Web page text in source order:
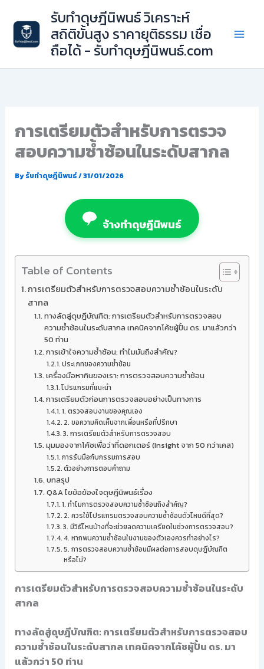
content
รับทำดุษฎีนิพนธ์ วิเคราะห์
สถิติขั้นสูง ราคายุติธรรม เชื่อ
ถือได้ - รับทำดุษฎีนิพนธ์.com
การเตรียมตัวสำหรับการตรวจ
สอบความซ้ำซ้อนในระดับสากล
Byรับทำดุษฎีนิพนธ์/31/01/2026
จ้างทำดุษฎีนิพนธ์
Table of Contents
การเตรียมตัวสำหรับการตรวจสอบความซ้ำซ้อนในระดับ
สากล
ทางลัดสู่ดุษฎีบัณฑิต: การเตรียมตัวสำหรับการตรวจสอบ
ความซ้ำซ้อนในระดับสากล เทคนิคจากโค้ชผู้ปั้น ดร. มาแล้วกว่า
50 ท่าน
การเข้าใจความซ้ำซ้อน: ทำไมมันถึงสำคัญ?
ประเภทของความซ้ำซ้อน
เครื่องมือหากินของเรา: การตรวจสอบความซ้ำซ้อน
โปรแกรมที่แนะนำ
การเตรียมตัวก่อนการตรวจสอบอย่างเป็นทางการ
1. ตรวจสอบงานของคุณเอง
2. ขอความคิดเห็นจากเพื่อนหรือที่ปรึกษา
3. การเตรียมตัวสำหรับการตรวจสอบ
มุมมองจากโค้ชเพื่อว่าที่ดอกเตอร์ (Insight จาก 50 กว่าเคส)
การรับมือกับกรรมการสอบ
ตัวอย่างการตอบคำถาม
บทสรุป
Q&A ไขข้อข้องใจดุษฎีนิพนธ์เรื่อง
1. ทำไมการตรวจสอบความซ้ำซ้อนถึงสำคัญ?
2. ควรใช้โปรแกรมตรวจสอบความซ้ำซ้อนตัวไหนดีที่สุด?
3. มีวิธีไหนบ้างที่จะช่วยลดความเครียดในช่วงการตรวจสอบ?
4. หากพบความซ้ำซ้อนในงานของตัวเองควรทำอย่างไร?
5. การตรวจสอบความซ้ำซ้อนมีผลต่อการสอบดุษฎีบัณฑิต
หรือไม่?
การเตรียมตัวสำหรับการตรวจสอบความซ้ำซ้อนในระดับ
สากล
ทางลัดสู่ดุษฎีบัณฑิต: การเตรียมตัวสำหรับการตรวจสอบ
ความซ้ำซ้อนในระดับสากล เทคนิคจากโค้ชผู้ปั้น ดร. มา
แล้วกว่า 50 ท่าน